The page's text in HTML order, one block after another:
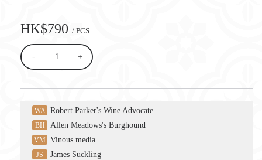
HK$790 / PCS
- +
WA Robert Parker's Wine Advocate
BH Allen Meadows's Burghound
VM Vinous media
JS James Suckling